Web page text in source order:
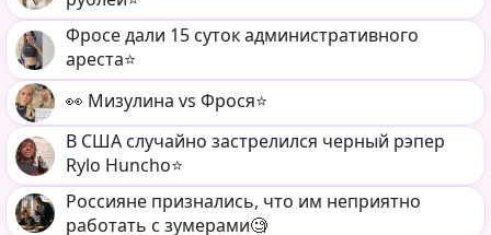
Фросе дали 15 суток административного
ареста⭐️
👀 Мизулина vs Фрося⭐️
В США случайно застрелился черный рэпер
Rylo Huncho⭐️
Россияне признались, что им неприятно
работать с зумерами🧐